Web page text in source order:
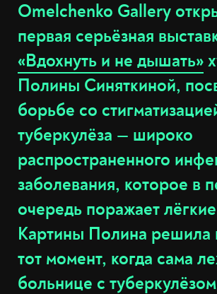
Omelchenko Gallery
первая серьёзная
«Вдохнуть и не дышать»
Полины Синяткиной,
борьбе со
туберкулёза — широко
распространенного
заболевания, которое в
очередь поражает
Картины Полина решила
тот момент, когда сама
больнице с